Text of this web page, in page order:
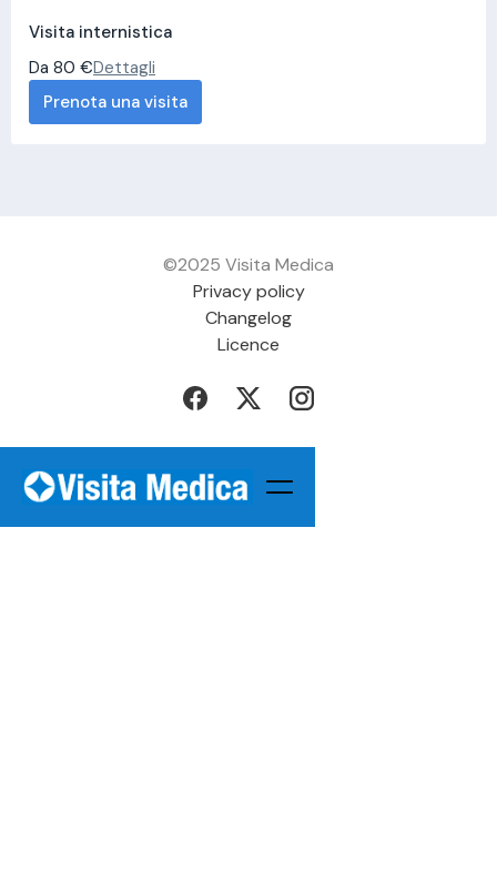
Visita internistica
Da 80 €Dettagli
Prenota una visita
©2025 Visita Medica
Privacy policy
Changelog
Licence